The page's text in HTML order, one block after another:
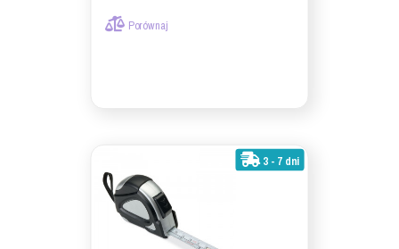
Porównaj
3 - 7 dni